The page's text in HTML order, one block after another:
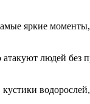
яркие
людей без